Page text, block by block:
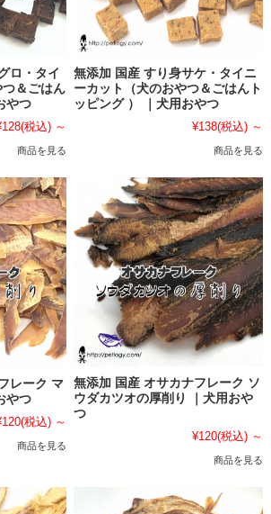
ロ・タイ
＆ごはん
やつ
(税込) ～
商品を見る
無添加 国産 すり身サケ・タイニ
ーカット（犬のおやつ＆ごはんト
ッピング ） ｜犬用おやつ
¥138(税込) ～
商品を見る
レーク マ
やつ
(税込) ～
商品を見る
無添加 国産 オサカナフレーク ソ
ウダカツオの厚削り ｜犬用おや
つ
¥120(税込) ～
商品を見る